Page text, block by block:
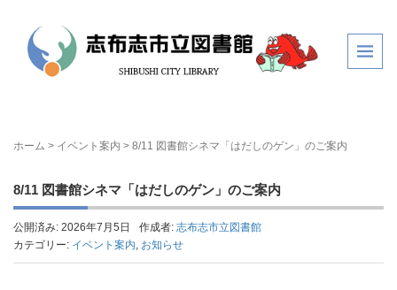
ホーム > イベント案内 > 8/11 図書館シネマ「はだしのゲン」のご案内
8/11 図書館シネマ「はだしのゲン」のご案内
公開済み: 2026年7月5日 作成者: 志布志市立図書館
カテゴリー: イベント案内 お知らせ